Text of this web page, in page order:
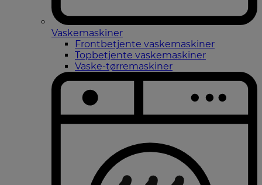
Vaskemaskiner
Frontbetjente vaskemaskiner
Topbetjente vaskemaskiner
Vaske-tørremaskiner